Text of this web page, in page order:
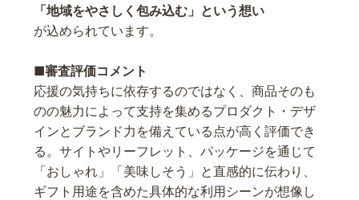
「地域をやさしく包み込む」という想い
が込められています。
■審査評価コメント
応援の気持ちに依存するのではなく、商品そのも
のの魅力によって支持を集めるプロダクト・デザ
インとブランド力を備えている点が高く評価でき
る。サイトやリーフレット、パッケージを通じて
「おしゃれ」「美味しそう」と直感的に伝わり、
ギフト用途を含めた具体的な利用シーンが想像し